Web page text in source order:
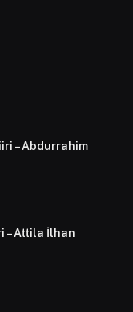
– Abdurrahim
– Attila İlhan